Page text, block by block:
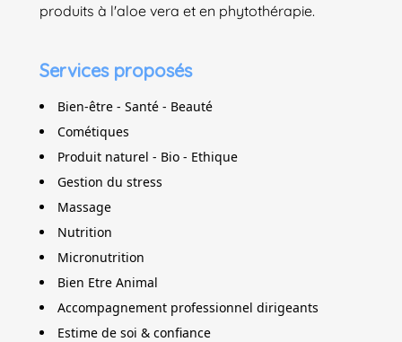
produits à l'aloe vera et en phytothérapie.
Services proposés
Bien-être - Santé - Beauté
Cométiques
Produit naturel - Bio - Ethique
Gestion du stress
Massage
Nutrition
Micronutrition
Bien Etre Animal
Accompagnement professionnel dirigeants
Estime de soi & confiance